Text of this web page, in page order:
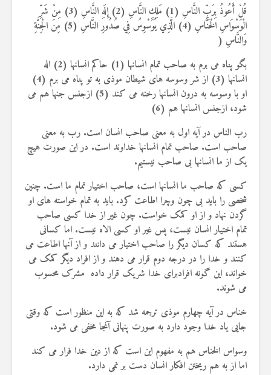
قُلْ أَعُوذُ بِرَبِّ النَّاسِ (1) مَلِكِ النَّاسِ (2) إِلَهِ النَّاسِ (3)
مِنْ شَرِّ
الْوَسْوَاسِ الْخَنَّاسِ (4) الَّذِي يُوَسْوِسُ فِي صُدُورِ النَّاسِ (5)
مِنَ الْجِنَّةِ
وَالنَّاسِ (
بگو پناه می برم به صاحب تمام انسانها (1) حاکم انسانها (2) اله
انسانها (3) از شر وسوسه های شیطان موذی به تو پناه می برم (4)
او با وسوسه به درون انسانها رخنه می کند (5) ازجنس جنها هم می
شود، ازجنس انسانها هم (6)
رب الناس در آیه اول به معنی صاحب انسان است. رب به معنی
صاحب است. صاحب تمام انسانها خداوند است. در این صورت هیچ
یک از ما انسانها بی صاحب نیستیم.
کسی که صاحب ما انسانها است، صاحب اختیار تمام ما است. چنین
شخصی را باید بی چون وچرا اطاعت کرد. باید به تمام خواسته های او
گردن نهاد و از او کمک خواست. چون غیر از خدا کسی صاحب
تمام اختیار انسان نیست، پس غیر او کسی الاه نیست. اما کسانی
هستند که کسان دیگر را صاحب اختیار می دانند و از آنها اطاعت می
کنند و خدا را در درجه دوم قرار می دهند و از افراد دیگر کمک می
خواند، این گونه افرادبرای خدا شریک قرار داده مشرک محسوب
می شوند.
خناس در آیه چهارم موذی ترجمه شد که به این منظور است که وقتی
جایی یاد خدا وجود دارد به صورت پنهانی آنجا مخفی می شود.
وسواس الخناس هم به مفهوم این است که از دین خدا فرار می کند
اما از به هم ریختن افکار انسان دست بر نمی دارد.
زن دیگری
حکم
در آیه ۷۸ سوره واقعه
17 جولای 2026
18 نمایش ها
آیا سوراخ کردن کشتی،
کشتن آن نوجوان و ساختن
دیوار، ارتباطی با علم غیبِ
آینده داشت؟
8 جولای 2026
24 نمایش ها
منظور از «وَفق» و حکم
ساختن یا درخواست آن
4 جولای 2026
15 نمایش ها